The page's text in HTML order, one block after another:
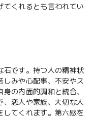
てくれるとも言われてい
石です。持つ人の精神状
しみや心配事、不安やス
の内面的調和と統合、
、恋人や家族、大切な人
してくれます。第六感を